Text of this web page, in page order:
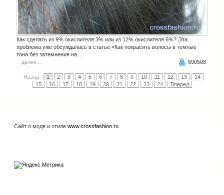
Как сделать из 9% окислителя 3% или из 12% окислителя 6%? Эта
проблема уже обсуждалась в статье «Как покрасить волосы в темные
тона без затемнения на...
далее... 690508
Назад 1 2 3 4 5 6 7 8 9 10 11 12 13
14
15
16 17 18 19 20 21 22 23 24 Вперед
Сайт о моде и стиле www.crossfashion.ru